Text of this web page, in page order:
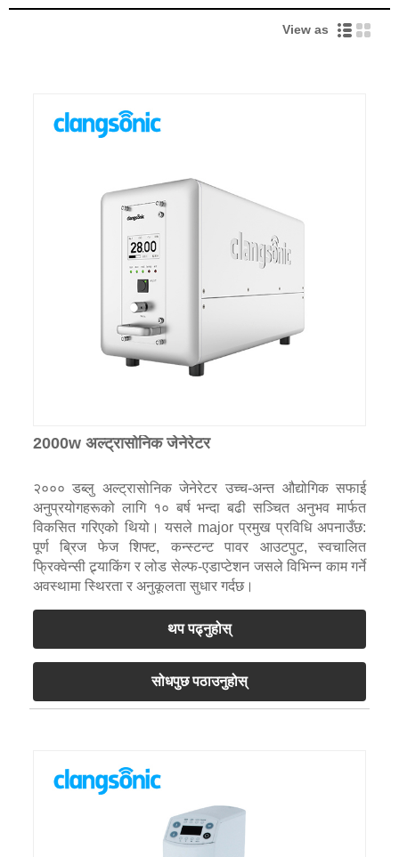
View as
2000w अल्ट्रासोनिक जेनेरेटर
२००० डब्लु अल्ट्रासोनिक जेनेरेटर उच्च-अन्त औद्योगिक सफाई
अनुप्रयोगहरूको लागि १० बर्ष भन्दा बढी सञ्चित अनुभव मार्फत
विकसित गरिएको थियो। यसले major प्रमुख प्रविधि अपनाउँछ:
पूर्ण ब्रिज फेज शिफ्ट, कन्स्टन्ट पावर आउटपुट, स्वचालित
फ्रिक्वेन्सी ट्र्याकिंग र लोड सेल्फ-एडाप्टेशन जसले विभिन्न काम गर्ने
अवस्थामा स्थिरता र अनुकूलता सुधार गर्दछ।
थप पढ्नुहोस्
सोधपुछ पठाउनुहोस्